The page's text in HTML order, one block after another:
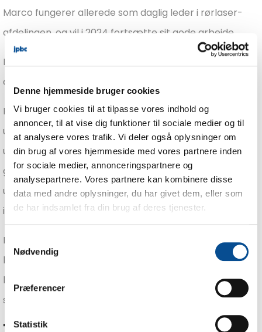
Denne hjemmeside bruger cookies
Vi bruger cookies til at tilpasse vores indhold og
annoncer, til at vise dig funktioner til sociale medier og til
at analysere vores trafik. Vi deler også oplysninger om
din brug af vores hjemmeside med vores partnere inden
for sociale medier, annonceringspartnere og
analysepartnere. Vores partnere kan kombinere disse
data med andre oplysninger, du har givet dem, eller som
de har indsamlet fra din brug af deres tjenester.
Samtykkevalg
Nødvendig
Præferencer
Statistik
Marco fungerer allerede som daglig leder i rørlaser-
afdelingen, og vil i 2024 fortsætte sit gode arbejde.
Derudover vil vi naturligvis også fortsætte vores
arbejde med FN’s verdensmål for bæredygtig udvikling.
Et andet fokus, vi har for det kommende år, er at
udnytte vores kapacitet endnu bedre. Vi har løbende
udvidet og fået flere kvadratmeter (og maskiner)
gennem 2023, og derfor arbejder vi imod en bedre
udnyttelse af vores kapacitet. Det er også derfor, at vi
indfører toholdsskift i Odense i det nye år.
En bedre udnyttelse af vores kapacitet betyder, at vi
kan tilbyde vores kunder en hurtig produktion og
levering, uanset om der er tale om en lille eller stor
serie.